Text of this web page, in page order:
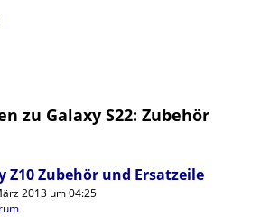
zu Galaxy S22: Zubehör
Z10 Zubehör und Ersatzeile
2013 um 04:25